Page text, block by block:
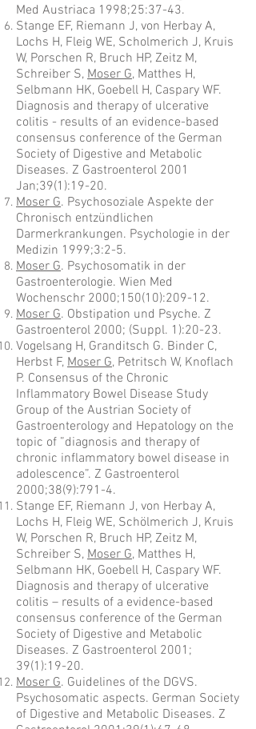
Med Austriaca 1998;25:37-43.
Stange EF, Riemann J, von Herbay A,
Lochs H, Fleig WE, Scholmerich J, Kruis
W, Porschen R, Bruch HP, Zeitz M,
Schreiber S, Moser G, Matthes H,
Selbmann HK, Goebell H, Caspary WF.
Diagnosis and therapy of ulcerative
colitis - results of an evidence-based
consensus conference of the German
Society of Digestive and Metabolic
Diseases. Z Gastroenterol 2001
Jan;39(1):19-20.
Moser G. Psychosoziale Aspekte der
Chronisch entzündlichen
Darmerkrankungen. Psychologie in der
Medizin 1999;3:2-5.
Moser G. Psychosomatik in der
Gastroenterologie. Wien Med
Wochenschr 2000;150(10):209-12.
Moser G. Obstipation und Psyche. Z
Gastroenterol 2000; (Suppl. 1):20-23.
Vogelsang H, Granditsch G. Binder C,
Herbst F, Moser G, Petritsch W, Knoflach
P. Consensus of the Chronic
Inflammatory Bowel Disease Study
Group of the Austrian Society of
Gastroenterology and Hepatology on the
topic of ”diagnosis and therapy of
chronic inflammatory bowel disease in
adolescence”. Z Gastroenterol
2000;38(9):791-4.
Stange EF, Riemann J, von Herbay A,
Lochs H, Fleig WE, Schölmerich J, Kruis
W, Porschen R, Bruch HP, Zeitz M,
Schreiber S, Moser G, Matthes H,
Selbmann HK, Goebell H, Caspary WF.
Diagnosis and therapy of ulcerative
colitis – results of a evidence-based
consensus conference of the German
Society of Digestive and Metabolic
Diseases. Z Gastroenterol 2001;
39(1):19-20.
Moser G. Guidelines of the DGVS.
Psychosomatic aspects. German Society
of Digestive and Metabolic Diseases. Z